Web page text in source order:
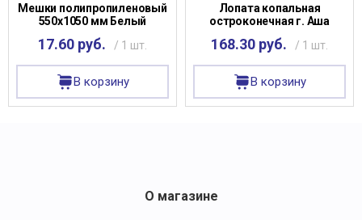
Мешки полипропиленовый
550х1050 мм Белый
17.60 руб. / 1 шт.
В корзину
Лопата копальная
остроконечная г. Аша
168.30 руб. / 1 шт.
В корзину
О магазине